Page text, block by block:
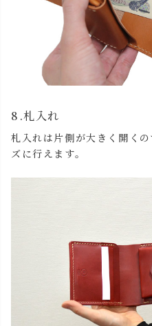
8.札入れ
札入れは片側が大きく開く
ズに行えます。